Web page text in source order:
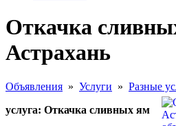
Откачка
Астрахань
Объявления » Услуги » Разные
услуга: Откачка сливных ям